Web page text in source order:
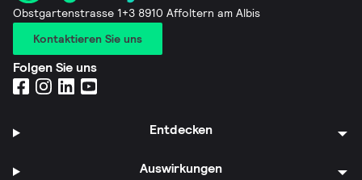
Obstgartenstrasse 1+3 8910 Affoltern am Albis
Kontaktieren Sie uns
Folgen Sie uns
Entdecken
Auswirkungen